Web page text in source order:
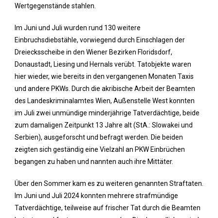
Wertgegenstände stahlen.
Im Juni und Juli wurden rund 130 weitere
Einbruchsdiebstähle, vorwiegend durch Einschlagen der
Dreiecksscheibe in den Wiener Bezirken Floridsdorf,
Donaustadt, Liesing und Hernals verübt. Tatobjekte waren
hier wieder, wie bereits in den vergangenen Monaten Taxis
und andere PKWs. Durch die akribische Arbeit der Beamten
des Landeskriminalamtes Wien, Außenstelle West konnten
im Juli zwei unmündige minderjährige Tatverdächtige, beide
zum damaligen Zeitpunkt 13 Jahre alt (StA.: Slowakei und
Serbien), ausgeforscht und befragt werden. Die beiden
zeigten sich geständig eine Vielzahl an PKW Einbrüchen
begangen zu haben und nannten auch ihre Mittäter.
Über den Sommer kam es zu weiteren genannten Straftaten.
Im Juni und Juli 2024 konnten mehrere strafmündige
Tatverdächtige, teilweise auf frischer Tat durch die Beamten